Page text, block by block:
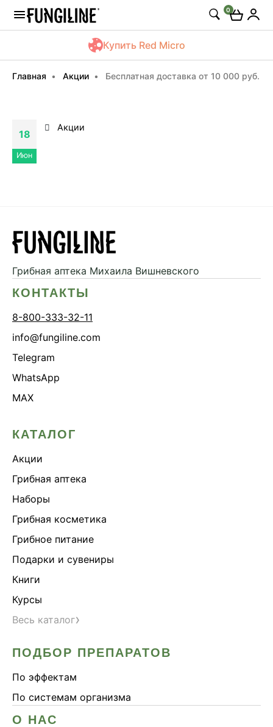
0
Купить Red Micro
Главная Акции Бесплатная доставка от 10 000 руб.
18
Июн
Акции
Грибная аптека Михаила Вишневского
КОНТАКТЫ
8-800-333-32-11
info@fungiline.com
Telegram
WhatsApp
MAX
КАТАЛОГ
Акции
Грибная аптека
Наборы
Грибная косметика
Грибное питание
Подарки и сувениры
Книги
Курсы
Весь каталог›
ПОДБОР ПРЕПАРАТОВ
По эффектам
По системам организма
О НАС